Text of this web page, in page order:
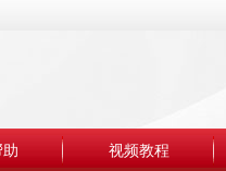
视频教程